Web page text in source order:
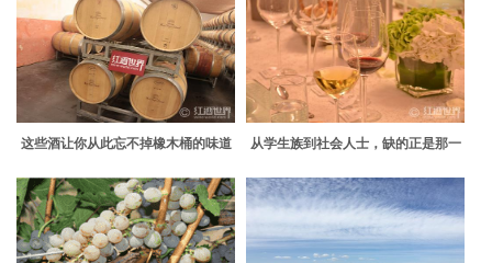
这些酒让你从此忘不掉橡木桶的味道
从学生族到社会人士，缺的正是那一